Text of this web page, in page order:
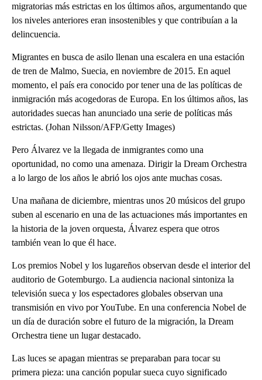
migratorias más estrictas en los últimos años, argumentando que
los niveles anteriores eran insostenibles y que contribuían a la
delincuencia.
Migrantes en busca de asilo llenan una escalera en una estación
de tren de Malmo, Suecia, en noviembre de 2015. En aquel
momento, el país era conocido por tener una de las políticas de
inmigración más acogedoras de Europa. En los últimos años, las
autoridades suecas han anunciado una serie de políticas más
estrictas. (Johan Nilsson/AFP/Getty Images)
Pero Álvarez ve la llegada de inmigrantes como una
oportunidad, no como una amenaza. Dirigir la Dream Orchestra
a lo largo de los años le abrió los ojos ante muchas cosas.
Una mañana de diciembre, mientras unos 20 músicos del grupo
suben al escenario en una de las actuaciones más importantes en
la historia de la joven orquesta, Álvarez espera que otros
también vean lo que él hace.
Los premios Nobel y los lugareños observan desde el interior del
auditorio de Gotemburgo. La audiencia nacional sintoniza la
televisión sueca y los espectadores globales observan una
transmisión en vivo por YouTube. En una conferencia Nobel de
un día de duración sobre el futuro de la migración, la Dream
Orchestra tiene un lugar destacado.
Las luces se apagan mientras se preparaban para tocar su
primera pieza: una canción popular sueca cuyo significado